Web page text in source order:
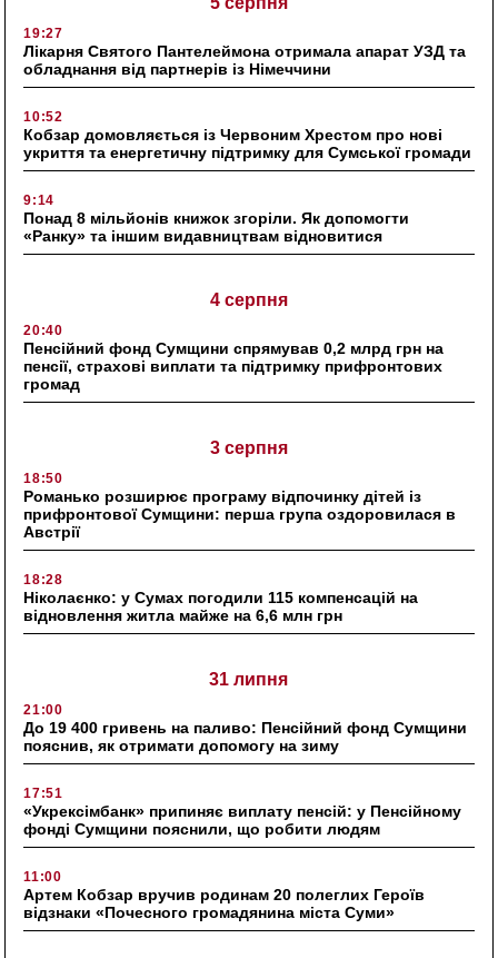
19:27
Лікарня Святого Пантелеймона отримала апарат УЗД та
обладнання від партнерів із Німеччини
10:52
Кобзар домовляється із Червоним Хрестом про нові
укриття та енергетичну підтримку для Сумської громади
9:14
Понад 8 мільйонів книжок згоріли. Як допомогти
«Ранку» та іншим видавництвам відновитися
4 серпня
20:40
Пенсійний фонд Сумщини спрямував 0,2 млрд грн на
пенсії, страхові виплати та підтримку прифронтових
громад
3 серпня
18:50
Романько розширює програму відпочинку дітей із
прифронтової Сумщини: перша група оздоровилася в
Австрії
18:28
Ніколаєнко: у Сумах погодили 115 компенсацій на
відновлення житла майже на 6,6 млн грн
31 липня
21:00
До 19 400 гривень на паливо: Пенсійний фонд Сумщини
пояснив, як отримати допомогу на зиму
17:51
«Укрексімбанк» припиняє виплату пенсій: у Пенсійному
фонді Сумщини пояснили, що робити людям
11:00
Артем Кобзар вручив родинам 20 полеглих Героїв
відзнаки «Почесного громадянина міста Суми»